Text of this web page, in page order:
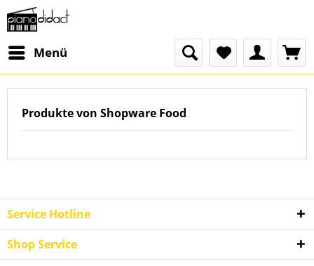
Menü
Produkte von Shopware Food
Service Hotline
Shop Service